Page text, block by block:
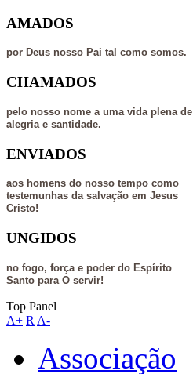
AMADOS
por Deus nosso Pai tal como somos.
CHAMADOS
pelo nosso nome a uma vida plena de
alegria e santidade.
ENVIADOS
aos homens do nosso tempo como
testemunhas da salvação em Jesus
Cristo!
UNGIDOS
no fogo, força e poder do Espírito
Santo para O servir!
Top Panel
A+ R A-
Associação